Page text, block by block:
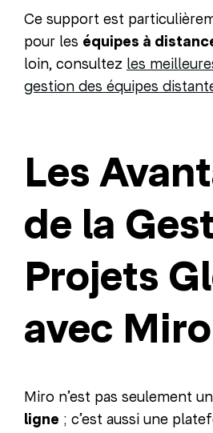
Ce support est
pour les équipes à
loin, consultez les
gestion des équipes
Les
de la
Projets
avec Miro
Miro n’est pas seulement un
ligne ; c’est aussi une